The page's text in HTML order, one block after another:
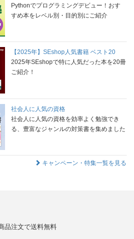
Pythonでプログラミングデビュー！おす
すめ本をレベル別・目的別にご紹介
【2025年】SEshop人気書籍 ベスト20
2025年SEshopで特に人気だった本を20冊
ご紹介！
社会人に人気の資格
社会人に人気の資格を効率よく勉強でき
る、豊富なジャンルの対策書を集めました
キャンペーン・特集一覧を見る
品注文で送料無料